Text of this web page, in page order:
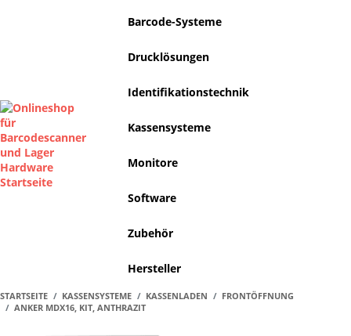
Barcode-Systeme
Drucklösungen
Identifikationstechnik
Kassensysteme
Monitore
Software
Zubehör
Hersteller
STARTSEITE KASSENSYSTEME KASSENLADEN
FRONTÖFFNUNG
ANKER MDX16, KIT, ANTHRAZIT